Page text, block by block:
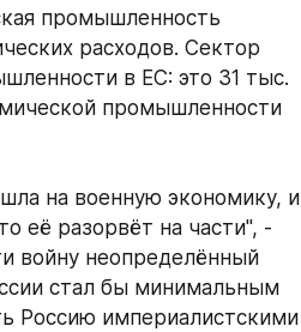
промышленность
расходов. Сектор
в ЕС: это 31 тыс.
промышленности
на военную экономику, и
её разорвёт на части", -
войну неопределённый
стал бы минимальным
Россию империалистскими